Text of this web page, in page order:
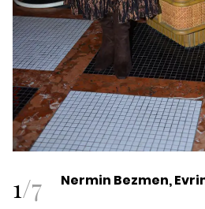
1/7 Nermin Bezmen,